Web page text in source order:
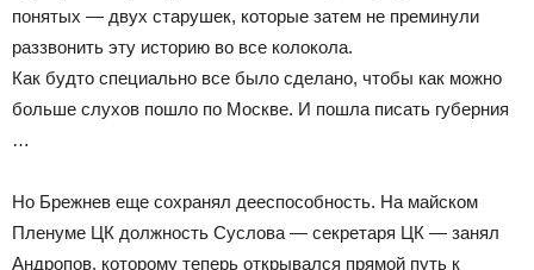
понятых — двух старушек, которые затем не преминули
раззвонить эту историю во все колокола.
Как будто специально все было сделано, чтобы как можно
больше слухов пошло по Москве. И пошла писать губерния
…
Но Брежнев еще сохранял дееспособность. На майском
Пленуме ЦК должность Суслова — секретаря ЦК — занял
Андропов, которому теперь открывался прямой путь к